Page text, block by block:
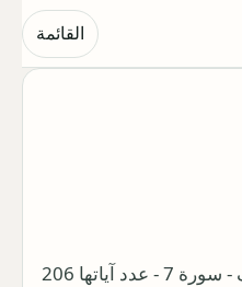
القائمة
القران الكريم سورة الأعراف - سورة 7 - عدد آياتها 206